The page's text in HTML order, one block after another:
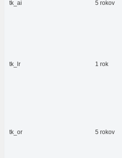
tk_ai 5 rokov
tk_lr 1 rok
tk_or 5 rokov